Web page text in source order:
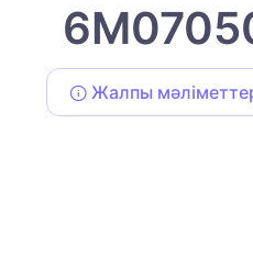
Жалпы